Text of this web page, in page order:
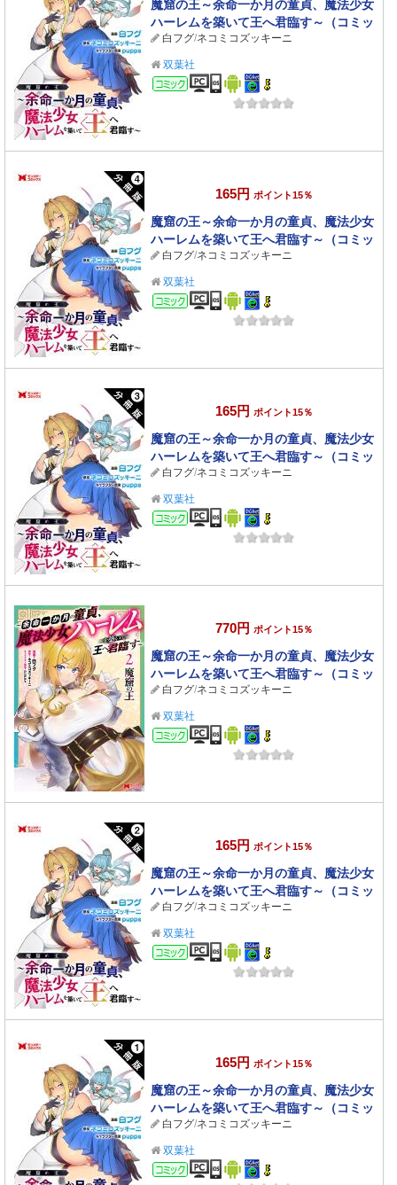
魔窟の王～余命一か月の童貞、魔法少女
ハーレムを築いて王へ君臨す～（コミッ
ク） 分冊版 ： 5
白フグ/ネコミコズッキーニ
双葉社
コミック
165円 ポイント15％
魔窟の王～余命一か月の童貞、魔法少女
ハーレムを築いて王へ君臨す～（コミッ
ク） 分冊版 ： 4
白フグ/ネコミコズッキーニ
双葉社
コミック
165円 ポイント15％
魔窟の王～余命一か月の童貞、魔法少女
ハーレムを築いて王へ君臨す～（コミッ
ク） 分冊版 ： 3
白フグ/ネコミコズッキーニ
双葉社
コミック
770円 ポイント15％
魔窟の王～余命一か月の童貞、魔法少女
ハーレムを築いて王へ君臨す～（コミッ
ク） ： 2 【電子コミック限定特典付き】
白フグ/ネコミコズッキーニ
双葉社
コミック
165円 ポイント15％
魔窟の王～余命一か月の童貞、魔法少女
ハーレムを築いて王へ君臨す～（コミッ
ク） 分冊版 ： 2
白フグ/ネコミコズッキーニ
双葉社
コミック
165円 ポイント15％
魔窟の王～余命一か月の童貞、魔法少女
ハーレムを築いて王へ君臨す～（コミッ
ク） 分冊版 ： 1
白フグ/ネコミコズッキーニ
双葉社
コミック